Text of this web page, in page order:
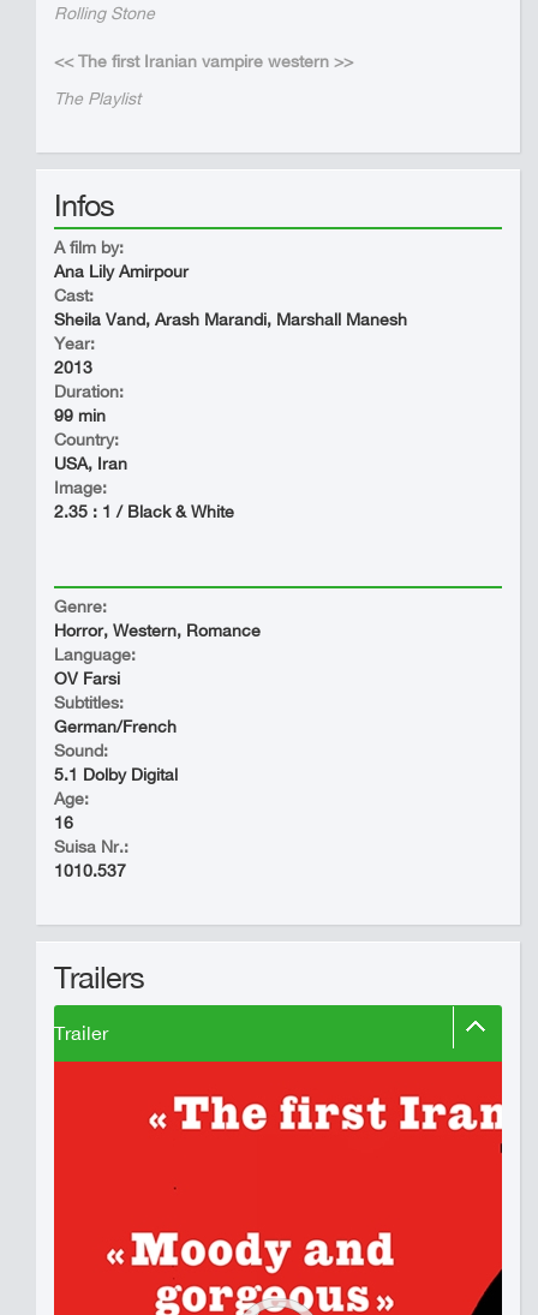
Rolling Stone
<< The first Iranian vampire western >>
The Playlist
Infos
A film by:
Ana Lily Amirpour
Cast:
Sheila Vand, Arash Marandi, Marshall Manesh
Year:
2013
Duration:
99 min
Country:
USA, Iran
Image:
2.35 : 1 / Black & White
Genre:
Horror, Western, Romance
Language:
OV Farsi
Subtitles:
German/French
Sound:
5.1 Dolby Digital
Age:
16
Suisa Nr.:
1010.537
Trailers
Trailer